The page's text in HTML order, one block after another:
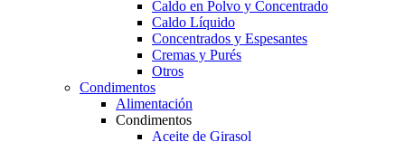
Caldo en Polvo y Concentrado
Caldo Líquido
Concentrados y Espesantes
Cremas y Purés
Otros
Condimentos
Alimentación
Condimentos
Aceite de Girasol